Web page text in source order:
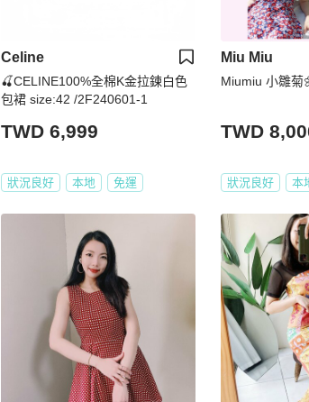
Celine
🍒CELINE100%全棉K金拉鍊白色
包裙 size:42 /2F240601-1
TWD 6,999
狀況良好 本地 免運
Miu Miu
Miumiu 小雛
TWD
狀況良好 本